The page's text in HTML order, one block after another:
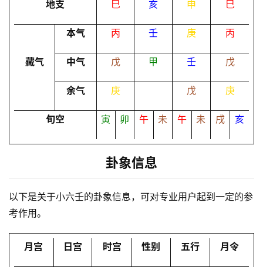
梦
务
地支 巳 亥 申 巳
本气 丙 壬 庚 丙
藏气 中气 戊 甲 壬 戊
余气 庚 戊 庚
旬空 寅 卯 午 未 午 未 戌 亥
卦象信息
以下是关于小六壬的卦象信息，可对专业用户起到一定的参
考作用。
月宫 日宫 时宫 性别 五行 月令